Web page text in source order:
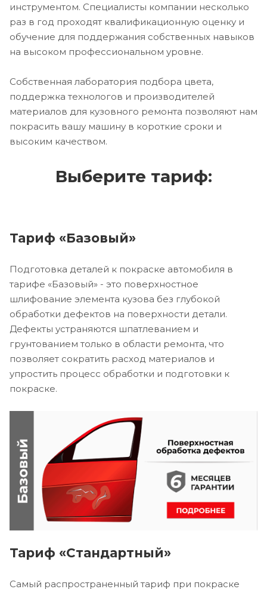
инструментом. Специалисты компании несколько
раз в год проходят квалификационную оценку и
обучение для поддержания собственных навыков
на высоком профессиональном уровне.
Собственная лаборатория подбора цвета,
поддержка технологов и производителей
материалов для кузовного ремонта позволяют нам
покрасить вашу машину в короткие сроки и
высоким качеством.
Выберите тариф:
Тариф «Базовый»
Подготовка деталей к покраске автомобиля в
тарифе «Базовый» - это поверхностное
шлифование элемента кузова без глубокой
обработки дефектов на поверхности детали.
Дефекты устраняются шпатлеванием и
грунтованием только в области ремонта, что
позволяет сократить расход материалов и
упростить процесс обработки и подготовки к
покраске.
Тариф «Стандартный»
Самый распространенный тариф при покраске